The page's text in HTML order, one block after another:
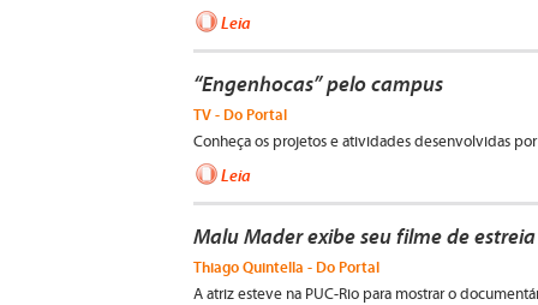
Leia
“Engenhocas” pelo campus
TV - Do Portal
Conheça os projetos e atividades desenvolvidas
Leia
Malu Mader exibe seu filme de
Thiago Quintella - Do Portal
A atriz esteve na PUC-Rio para mostrar o